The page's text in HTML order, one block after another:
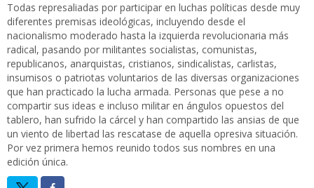
Todas represaliadas por participar en luchas políticas desde muy
diferentes premisas ideológicas, incluyendo desde el
nacionalismo moderado hasta la izquierda revolucionaria más
radical, pasando por militantes socialistas, comunistas,
republicanos, anarquistas, cristianos, sindicalistas, carlistas,
insumisos o patriotas voluntarios de las diversas organizaciones
que han practicado la lucha armada. Personas que pese a no
compartir sus ideas e incluso militar en ángulos opuestos del
tablero, han sufrido la cárcel y han compartido las ansias de que
un viento de libertad las rescatase de aquella opresiva situación.
Por vez primera hemos reunido todos sus nombres en una
edición única.